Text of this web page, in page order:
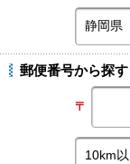
郵便番号から探す
〒